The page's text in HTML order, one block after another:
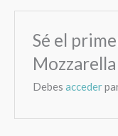
Sé el
Mozzarella
Debesacceder